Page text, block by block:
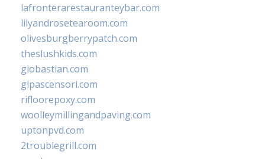
lafronterarestauranteybar.com
lilyandrosetearoom.com
olivesburgberrypatch.com
theslushkids.com
giobastian.com
glpascensori.com
rifloorepoxy.com
woolleymillingandpaving.com
uptonpvd.com
2troublegrill.com